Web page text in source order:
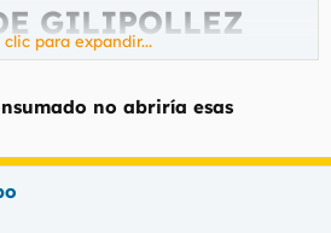
GILIPOLLEZ
clic para expandir...
no abriría esas